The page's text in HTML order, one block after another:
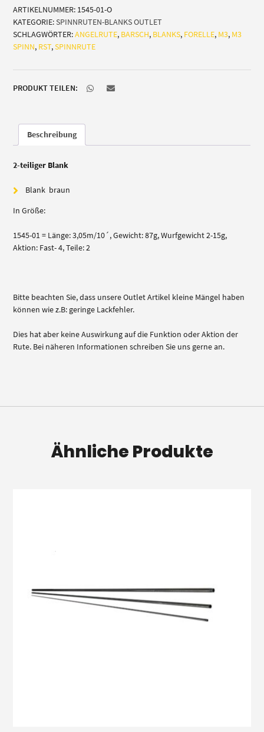
3,05m/10
´
(Barsch/Forelle)
Menge
ARTIKELNUMMER: 1545-01-O
KATEGORIE:SPINNRUTEN-BLANKS OUTLET
SCHLAGWÖRTER:ANGELRUTE, BARSCH, BLANKS, FORELLE, M3, M3
SPINN, RST,SPINNRUTE
PRODUKT TEILEN:
Beschreibung
2-teiliger Blank
Blank braun
In Größe:
1545-01 = Länge: 3,05m/10´, Gewicht: 87g, Wurfgewicht 2-15g,
Aktion: Fast- 4, Teile: 2
Bitte beachten Sie, dass unsere Outlet Artikel kleine Mängel haben
können wie z.B: geringe Lackfehler.
Dies hat aber keine Auswirkung auf die Funktion oder Aktion der
Rute. Bei näheren Informationen schreiben Sie uns gerne an.
Ähnliche Produkte